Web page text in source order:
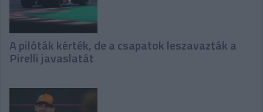
A pilóták kérték, de a csapatok leszavazták a
Pirelli javaslatát